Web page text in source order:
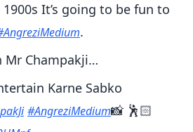
It’s going to be fun to
.
Mr Champakji…
Karne Sabko
#AngreziMedium📸 🕺🏻